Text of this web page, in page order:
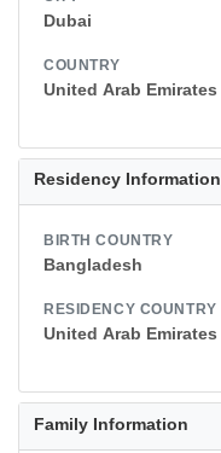
Dubai
COUNTRY
United Arab Emirates
Residency Information
BIRTH COUNTRY
Bangladesh
RESIDENCY COUNTRY
United Arab Emirates
Family Information